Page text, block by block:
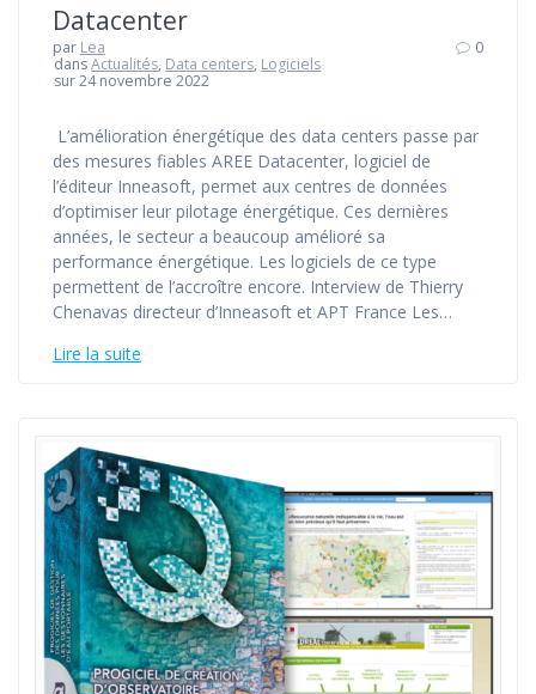
Datacenter
par Lea
dansActualités, Data centers, Logiciels
sur 24 novembre 2022
0
L’amélioration énergétique des data centers passe par
des mesures fiables AREE Datacenter, logiciel de
l’éditeur Inneasoft, permet aux centres de données
d’optimiser leur pilotage énergétique. Ces dernières
années, le secteur a beaucoup amélioré sa
performance énergétique. Les logiciels de ce type
permettent de l’accroître encore. Interview de Thierry
Chenavas directeur d’Inneasoft et APT France Les…
Lire la suite